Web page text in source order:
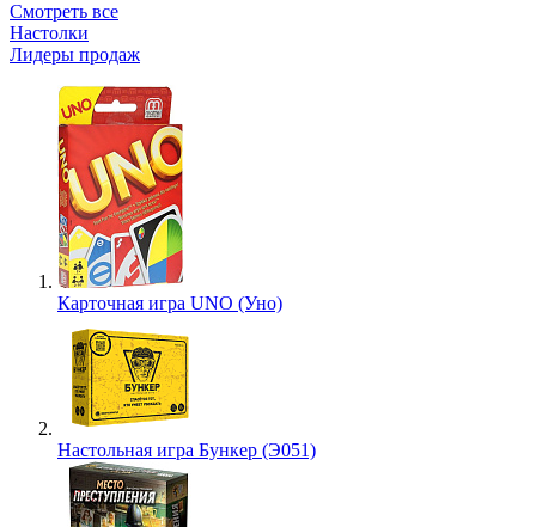
Смотреть все
Настолки
Лидеры продаж
Карточная игра UNO (Уно)
Настольная игра Бункер (Э051)